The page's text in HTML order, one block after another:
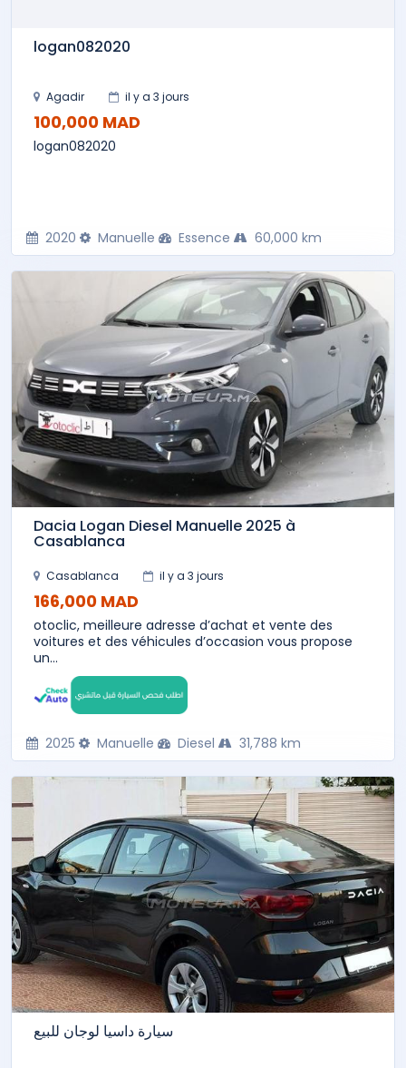
logan082020
Agadir il y a 3 jours
100,000 MAD
logan082020
2020 Manuelle Essence 60,000 km
Dacia Logan Diesel Manuelle 2025 à
Casablanca
Casablanca il y a 3 jours
166,000 MAD
otoclic, meilleure adresse d’achat et vente des
voitures et des véhicules d’occasion vous propose
un...
2025 Manuelle Diesel 31,788 km
سيارة داسيا لوجان للبيع